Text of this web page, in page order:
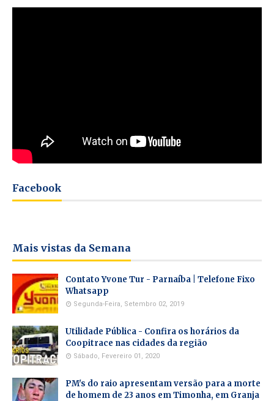
Facebook
Mais vistas da Semana
Contato Yvone Tur - Parnaíba | Telefone Fixo
Whatsapp
Segunda-Feira, Setembro 02, 2019
Utilidade Pública - Confira os horários da
Coopitrace nas cidades da região
Sábado, Fevereiro 01, 2020
PM's do raio apresentam versão para a morte
de homem de 23 anos em Timonha, em Granja